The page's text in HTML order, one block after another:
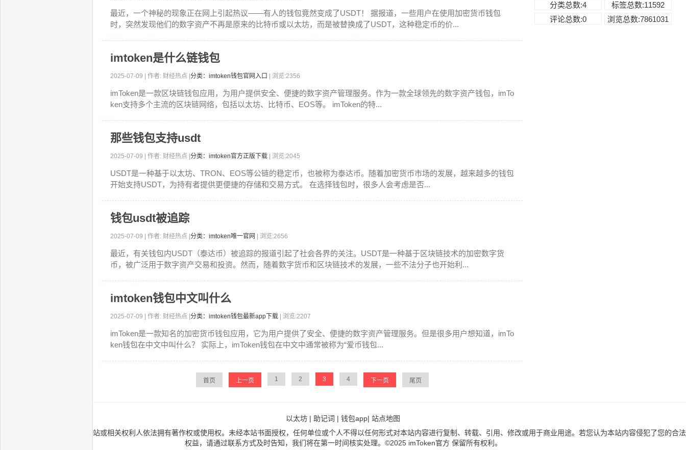
最近，一个神秘的现象正在网上引起热议——有人的钱包竟然变成了USDT！ 据报道，一些用户在使用加密货币钱包
时，突然发现他们的数字资产不再是原来的比特币或以太坊，而是被替换成了USDT，这种稳定币的价...
imtoken是什么链钱包
2025-07-09 | 作者: 财经热点 | 分类：imtoken钱包官网入口 | 浏览:2356
imToken是一款区块链钱包应用，为用户提供安全、便捷的数字资产管理服务。作为一款全球领先的数字资产钱包，imTo
ken支持多个主流的区块链网络，包括以太坊、比特币、EOS等。 imToken的特...
那些钱包支持usdt
2025-07-09 | 作者: 财经热点 | 分类：imtoken官方正版下载 | 浏览:2045
USDT是一种基于以太坊、TRON、EOS等公链的稳定币，也被称为泰达币。随着加密货币市场的发展，越来越多的钱包
开始支持USDT，为持有者提供更便捷的存储和交易方式。 在选择钱包时，很多人会考虑是否...
钱包usdt被追踪
2025-07-09 | 作者: 财经热点 | 分类：imtoken唯一官网 | 浏览:2656
最近，有关钱包内USDT（泰达币）被追踪的报道引起了社会各界的关注。USDT是一种基于区块链技术的加密数字货
币，被广泛用于数字资产交易和投资。然而，随着数字货币和区块链技术的发展，一些不法分子也开始利...
imtoken钱包中文叫什么
2025-07-09 | 作者: 财经热点 | 分类：imtoken钱包最新app下载 | 浏览:2207
imToken是一款知名的加密货币钱包应用，它为用户提供了安全、便捷的数字资产管理服务。但是很多用户想知道，imTo
ken钱包在中文中叫什么？ 实际上，imToken钱包在中文中通常被称为“爱币钱包...
首页 上一页 1 2 3 4 下一页 尾页
分类总数:4
标签总数:11592
评论总数:0
浏览总数:7861031
以太坊 | 助记词 | 钱包app| 站点地图
本站提供的所有内容，均为本站或相关权利人依法拥有著作权或使用权。未经本站书面授权，任何单位或个人不得以任何形式对本站内容进行复制、转载、引用、修改或用于商业用途。若您认为本站内容侵犯了您的合法
权益，请通过联系方式及时告知，我们将在第一时间核实处理。©2025 imToken官方 保留所有权利。